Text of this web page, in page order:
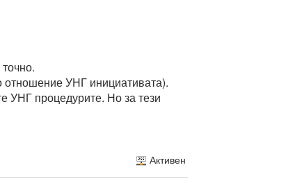
УНГ инициативата).
УНГ процедурите. Но за тези
Активен